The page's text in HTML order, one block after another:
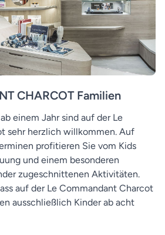
CHARCOT Familien
einem Jahr sind auf der Le
sehr herzlich willkommen. Auf
profitieren Sie vom Kids
und einem besonderen
zugeschnittenen Aktivitäten.
auf der Le Commandant Charcot
ausschließlich Kinder ab acht